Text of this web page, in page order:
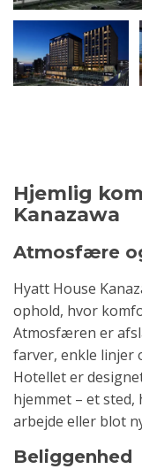
Hjemlig
Kanazawa
Atmosfære
Hyatt House
ophold, hvor
Atmosfæren er
farver, enkle linjer
Hotellet er
hjemmet – et sted,
arbejde eller blot
Beliggenhed